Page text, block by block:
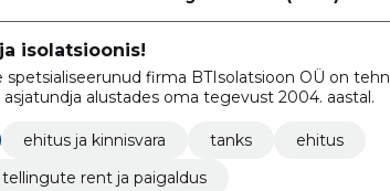
isolatsioonis!
spetsialiseerunud firma BTIsolatsioon OÜ on
alustades oma tegevust 2004. aastal.
ehitus ja kinnisvara tanks
ehitus
tellingute rent ja paigaldus